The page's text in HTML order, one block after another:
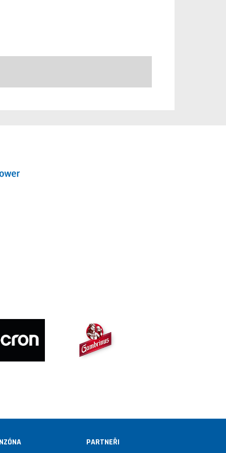
PARTNEŘI